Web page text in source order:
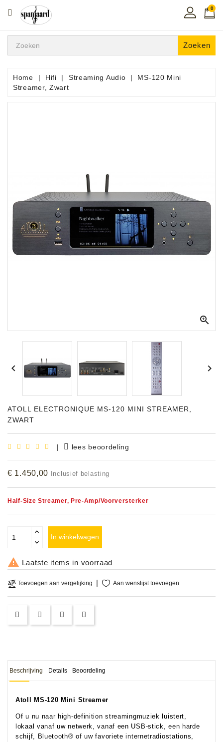
CATEGORIE
Home
In
De
Pro
Audio
Apparatuur
Opname
Microfoons
Versterking
Instrumenten
Shop
Bladmuziek
Accessoires
OCCASIONS
DEMONSTRATIES
CLINICS
VERHUUR,
0
Zoeken
Home Hifi Streaming Audio
MS-120 Mini
Streamer, Zwart

 
ATOLL ELECTRONIQUE MS-120 MINI STREAMER,
ZWART
| lees beoordeling
€ 1.450,00 Inclusief belasting
Half-Size Streamer, Pre-Amp/Voorversterker
In winkelwagen
 Laatste items in voorraad
Toevoegen aan vergelijking Aan wenslijst toevoegen
Beschrijving Details Beoordeling
Atoll MS-120 Mini Streamer
Of u nu naar high-definition streamingmuziek luistert,
lokaal vanaf uw netwerk, vanaf een USB-stick, een harde
schijf, Bluetooth® of uw favoriete internetradiostations,